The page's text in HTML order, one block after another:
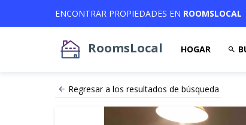
ENCONTRAR PROPIEDADES EN ROOMSLOCAL
RoomsLocal HOGAR
Regresar a los resultados de búsqueda